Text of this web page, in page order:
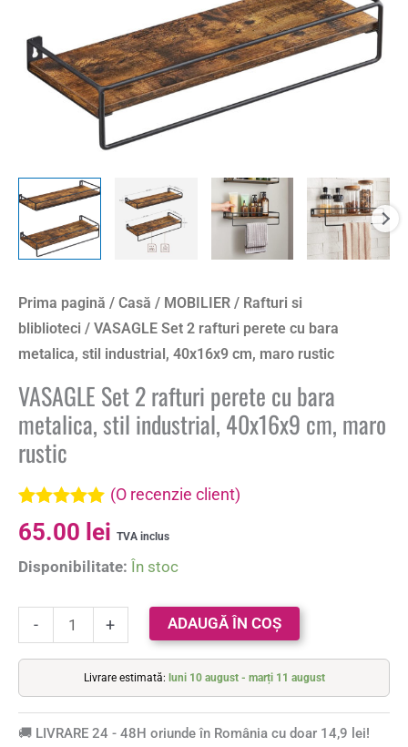
Prima pagină / Casă / MOBILIER / Rafturi si
bliblioteci / VASAGLE Set 2 rafturi perete cu bara
metalica, stil industrial, 40x16x9 cm, maro rustic
VASAGLE Set 2 rafturi perete cu bara
metalica, stil industrial, 40x16x9 cm, maro
rustic
Evaluat la
5.00din 5 pe
singure
(O recenzie client)
65.00 lei TVA inclus
Disponibilitate: În stoc
-
stil
industrial,
40x16x9
+ ADAUGĂ ÎN COȘ
Livrare estimată: luni 10 august - marți 11 august
🚚 LIVRARE 24 - 48H oriunde în România cu doar 14,9 lei!